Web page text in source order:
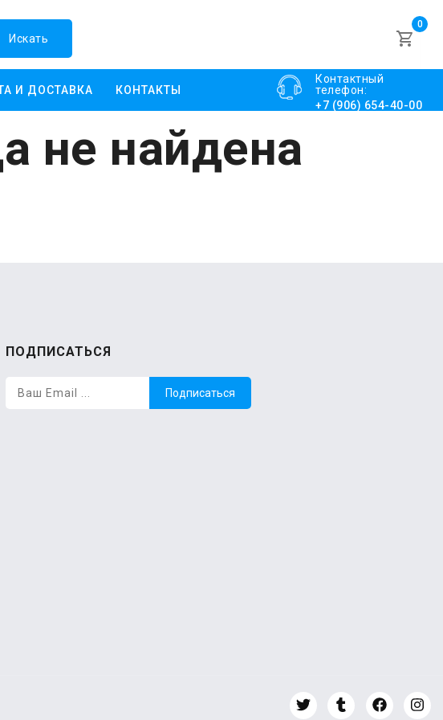
Искать
0
И ДОСТАВКА КОНТАКТЫ
Контактный
телефон:
+7 (906) 654-40-00
не найдена
ПОДПИСАТЬСЯ
Подписаться